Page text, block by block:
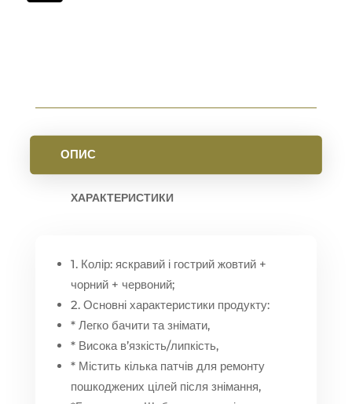
ОПИС
ХАРАКТЕРИСТИКИ
1. Колір: яскравий і гострий жовтий +
чорний + червоний;
2. Основні характеристики продукту:
* Легко бачити та знімати,
* Висока в’язкість/липкість,
* Містить кілька патчів для ремонту
пошкоджених цілей після знімання,